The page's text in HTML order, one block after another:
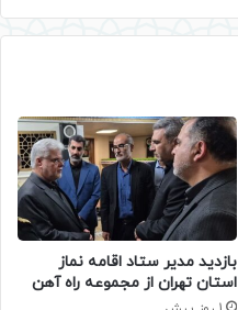
بازدید مدیر ستاد اقامه نماز
استان تهران از مجموعه راه آهن